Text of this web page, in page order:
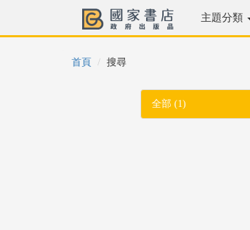
主題分類
首頁 搜尋
全部 (1)